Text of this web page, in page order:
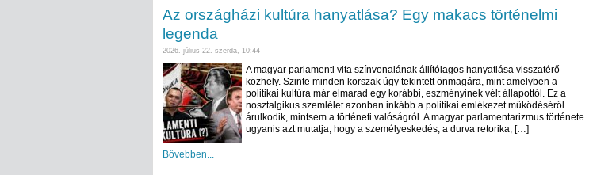
Az országházi kultúra hanyatlása? Egy makacs történelmi
legenda
2026. július 22. szerda, 10:44
A magyar parlamenti vita színvonalának állítólagos hanyatlása visszatérő
közhely. Szinte minden korszak úgy tekintett önmagára, mint amelyben a
politikai kultúra már elmarad egy korábbi, eszményinek vélt állapottól. Ez a
nosztalgikus szemlélet azonban inkább a politikai emlékezet működéséről
árulkodik, mintsem a történeti valóságról. A magyar parlamentarizmus története
ugyanis azt mutatja, hogy a személyeskedés, a durva retorika, […]
Bővebben...